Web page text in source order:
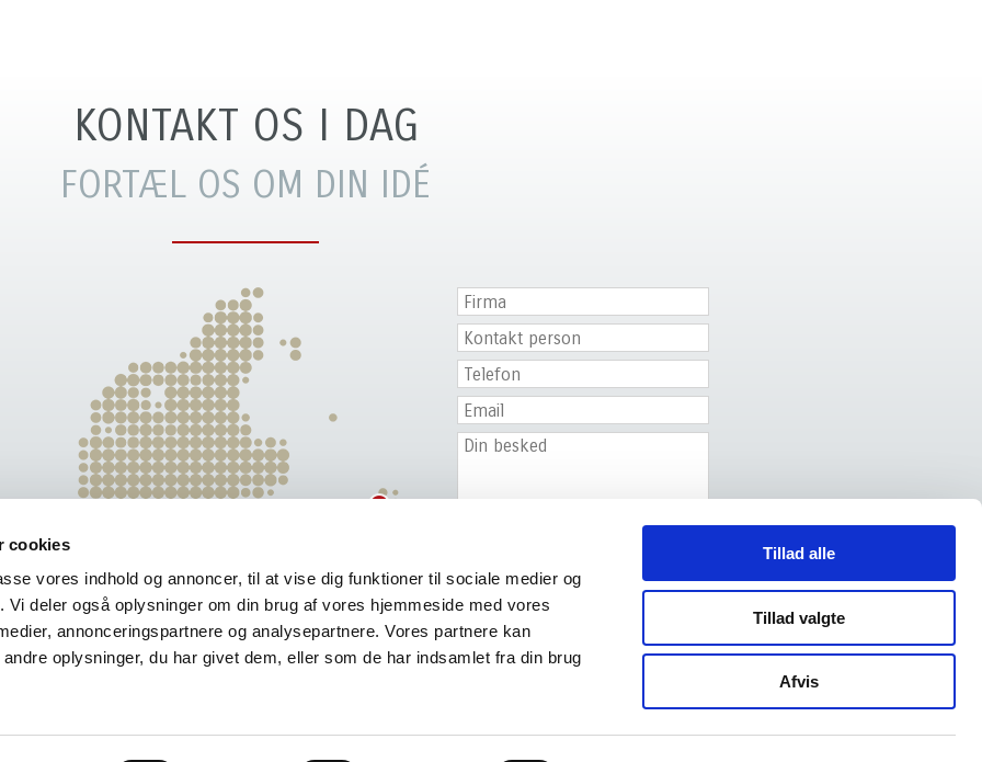
cookies
vores indhold og annoncer, til at vise dig funktioner til sociale medier og
deler også oplysninger om din brug af vores hjemmeside med vores
annonceringspartnere og analysepartnere. Vores partnere kan
oplysninger, du har givet dem, eller som de har indsamlet fra din brug
Tillad alle
Tillad valgte
Afvis
KONTAKT OS I DAG
FORTÆL OS OM DIN IDÉ
COPYRIGHT © 2026 - PERSANO GROUP